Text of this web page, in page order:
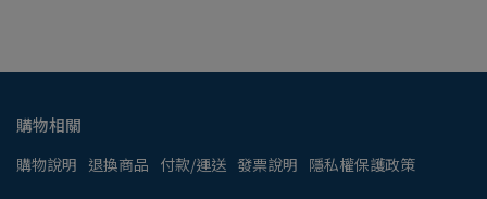
購物相關
購物說明 退換商品 付款/運送 發票說明 隱私權保護政策